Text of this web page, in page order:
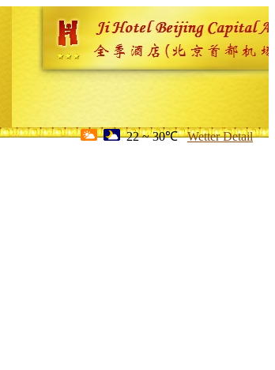
22 ~ 30℃ Wetter Detail